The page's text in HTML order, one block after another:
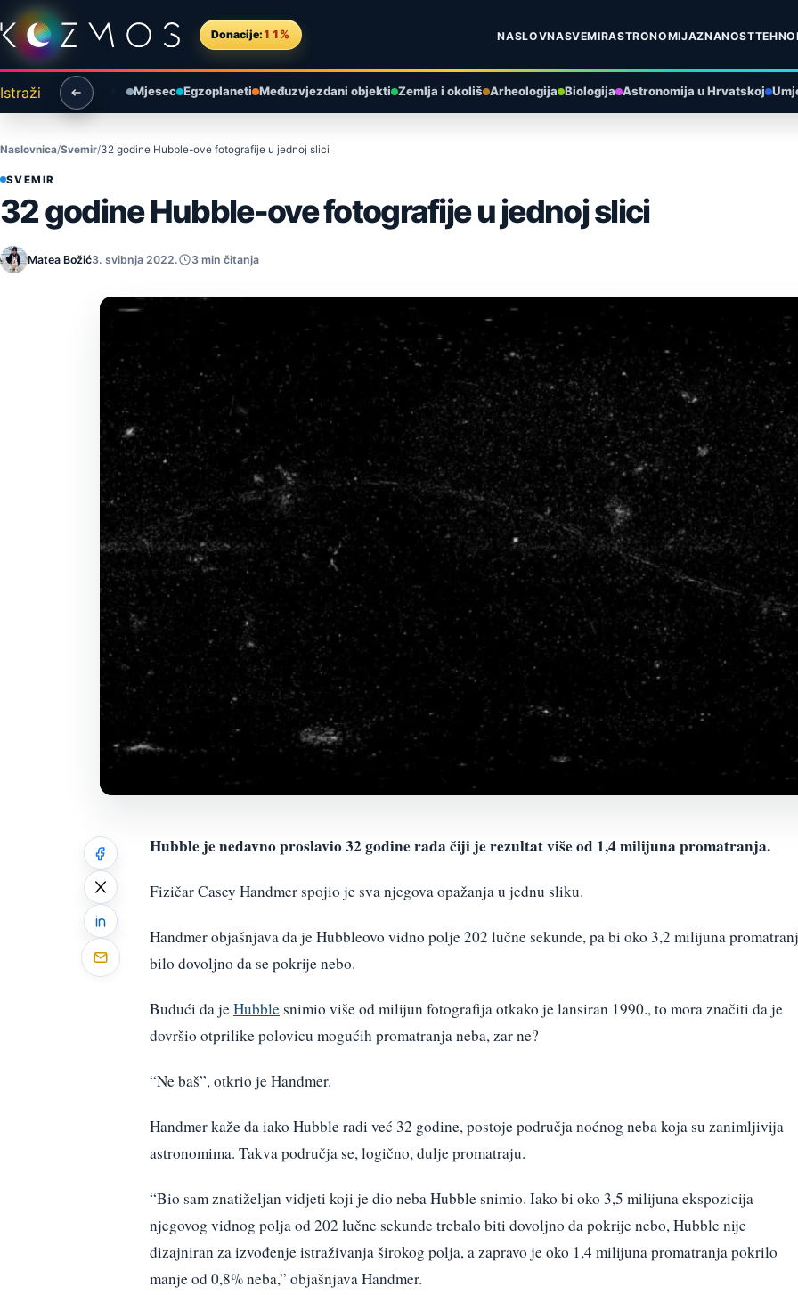
Preskoči na sadržaj
Donacije: 11% NASLOVNASVEMIRASTRONOMIJAZNANOST
Istraži Mjesec Egzoplaneti Međuzvjezdani objekti Zemlja i okoliš Arheologija Biologija Astronomija u Hrvatskoj
Naslovnica Svemir 32 godine Hubble-ove fotografije u jednoj slici
SVEMIR
32 godine Hubble-ove fotografije u jednoj slici
Matea Božić3. svibnja 2022. 3 min čitanja
Hubble je nedavno proslavio 32 godine rada čiji je rezultat više od 1,4 milijuna promatranja.
Fizičar Casey Handmer spojio je sva njegova opažanja u jednu sliku.
Handmer objašnjava da je Hubbleovo vidno polje 202 lučne sekunde, pa bi oko 3,2 milijuna
bilo dovoljno da se pokrije nebo.
Budući da jeHubblesnimio više od milijun fotografija otkako je lansiran 1990., to mora značiti da je
dovršio otprilike polovicu mogućih promatranja neba, zar ne?
“Ne baš”, otkrio je Handmer.
Handmer kaže da iako Hubble radi već 32 godine, postoje područja noćnog neba koja su zanimljivija
astronomima. Takva područja se, logično, dulje promatraju.
“Bio sam znatiželjan vidjeti koji je dio neba Hubble snimio. Iako bi oko 3,5 milijuna ekspozicija
njegovog vidnog polja od 202 lučne sekunde trebalo biti dovoljno da pokrije nebo, Hubble nije
dizajniran za izvođenje istraživanja širokog polja, a zapravo je oko 1,4 milijuna promatranja pokrilo
manje od 0,8% neba,” objašnjava Handmer.